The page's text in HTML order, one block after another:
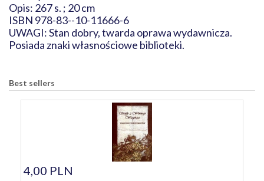
Opis: 267 s. ; 20 cm
ISBN 978-83--10-11666-6
UWAGI: Stan dobry, twarda oprawa wydawnicza.
Posiada znaki własnościowe biblioteki.
Best sellers
4,00 PLN